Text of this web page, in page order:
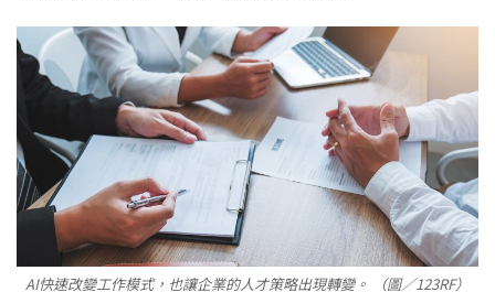
AI快速改變工作模式，也讓企業的人才策略出現轉變。 （圖／123RF）